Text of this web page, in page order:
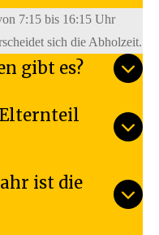
7:15 bis 16:15 Uhr
sich die Abholzeit.
gibt es?
ist die